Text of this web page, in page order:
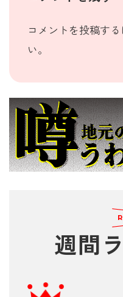
コメントを投稿する
い。
週間